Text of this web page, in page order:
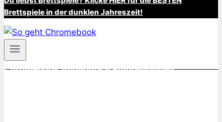
Brettspiele in der dunklen Jahreszeit!
Chromebook Angebote & Empfehlungen